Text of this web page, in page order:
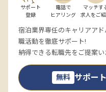
サポート
登録
電話で
ヒアリング
マッチす
求人をご
宿泊業界専任のキャリアア
職活動を徹底サポート!
納得できる転職先をご提案い
無料 サポー